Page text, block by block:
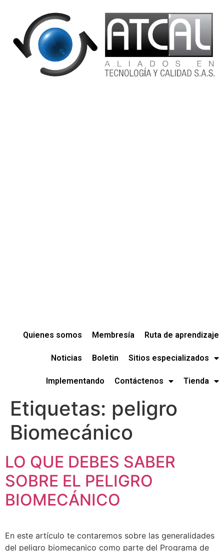
Quienes somos Membresía Ruta de aprendizaje
Noticias Boletin Sitios especializados
Implementando Contáctenos Tienda
Etiquetas: peligro
Biomecánico
LO QUE DEBES SABER
SOBRE EL PELIGRO
BIOMECÁNICO
En este artículo te contaremos sobre las generalidades
del peligro biomecanico como parte del Programa de